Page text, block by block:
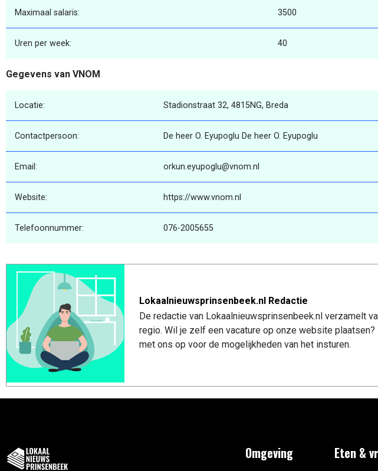
Maximaal salaris: 3500
Uren per week: 40
Gegevens van VNOM
Locatie: Stadionstraat 32, 4815NG, Breda
Contactpersoon: De heer O. Eyupoglu De heer O. Eyupoglu
Email: orkun.eyupoglu@vnom.nl
Website: https://www.vnom.nl
Telefoonnummer: 076-2005655
Lokaalnieuwsprinsenbeek.nl Redactie
De redactie van Lokaalnieuwsprinsenbeek.nl verzamelt
regio. Wil je zelf een vacature op onze website plaatsen?
met ons op voor de mogelijkheden van het insturen.
Omgeving Eten &